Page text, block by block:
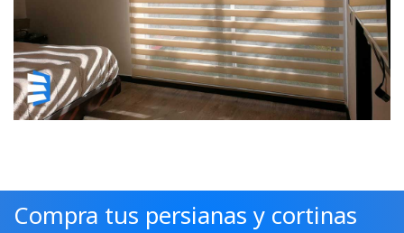
Compra tus persianas y cortinas